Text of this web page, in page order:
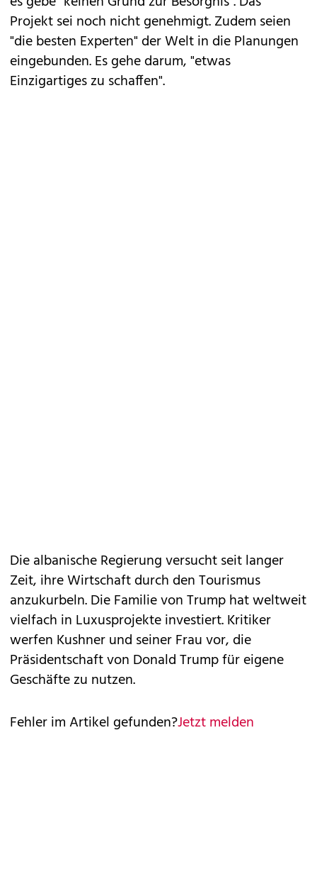
Projekt sei noch nicht genehmigt. Zudem seien
"die besten Experten" der Welt in die Planungen
eingebunden. Es gehe darum, "etwas
Einzigartiges zu schaffen".
Die albanische Regierung versucht seit langer
Zeit, ihre Wirtschaft durch den Tourismus
anzukurbeln. Die Familie von Trump hat weltweit
vielfach in Luxusprojekte investiert. Kritiker
werfen Kushner und seiner Frau vor, die
Präsidentschaft von Donald Trump für eigene
Geschäfte zu nutzen.
Fehler im Artikel gefunden?Jetzt melden